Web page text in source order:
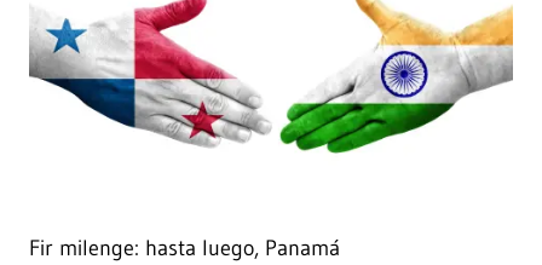
Fir milenge: hasta luego, Panamá